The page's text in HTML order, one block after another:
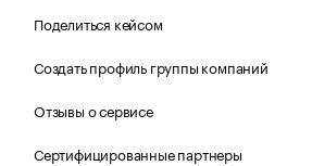
Поделиться кейсом
Создать профиль группы компаний
Отзывы о сервисе
Сертифицированные партнеры